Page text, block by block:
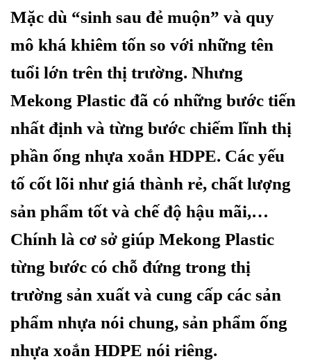
Mặc dù “sinh sau đẻ muộn” và quy
mô khá khiêm tốn so với những tên
tuổi lớn trên thị trường. Nhưng
Mekong Plastic đã có những bước tiến
nhất định và từng bước chiếm lĩnh thị
phần ống nhựa xoắn HDPE. Các yếu
tố cốt lõi như giá thành rẻ, chất lượng
sản phẩm tốt và chế độ hậu mãi,…
Chính là cơ sở giúp Mekong Plastic
từng bước có chỗ đứng trong thị
trường sản xuất và cung cấp các sản
phẩm nhựa nói chung, sản phẩm ống
nhựa xoắn HDPE nói riêng.